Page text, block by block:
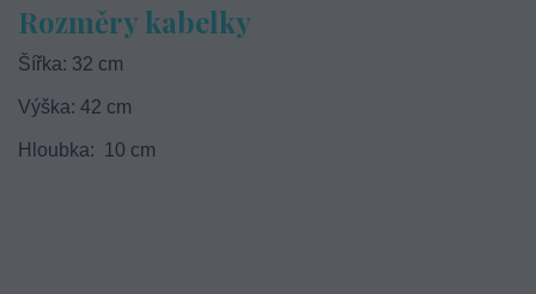
Rozměry kabelky
Šířka: 32 cm
Výška: 42 cm
Hloubka: 10 cm